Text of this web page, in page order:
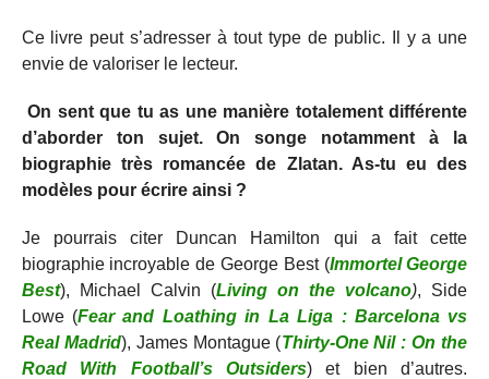
Ce livre peut s’adresser à tout type de public. Il y a une
envie de valoriser le lecteur.
On sent que tu as une manière totalement différente
d’aborder ton sujet. On songe notamment à la
biographie très romancée de Zlatan. As-tu eu des
modèles pour écrire ainsi ?
Je pourrais citer Duncan Hamilton qui a fait cette
biographie incroyable de George Best (Immortel George
Best), Michael Calvin (Living on the volcano), Side
Lowe (Fear and Loathing in La Liga : Barcelona vs
Real Madrid), James Montague (Thirty-One Nil : On the
Road With Football’s Outsiders) et bien d’autres.